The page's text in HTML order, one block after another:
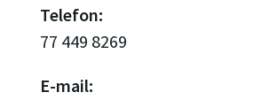
Telefon:
77 449 8269
E-mail: